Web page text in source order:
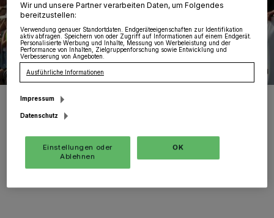
Gerade die lange Zielgerade mit den vielen anfeuernden
Zuschauern am Streckenrand sind insbesondere für die Schüler und
Hobbyläufer ein großes Erlebnis. Unterwegs werden eine
perfekte Laufveranstaltung werden.
Foto: Helfenstein/Stefan Doemeltwww.comrhein.de
Wir und unsere Partner verarbeiten Daten, um Folgendes
bereitzustellen:
Verwendung genauer Standortdaten. Endgeräteeigenschaften zur Identifikation
aktiv abfragen. Speichern von oder Zugriff auf Informationen auf einem Endgerät.
Personalisierte Werbung und Inhalte, Messung von Werbeleistung und der
Performance von Inhalten, Zielgruppenforschung sowie Entwicklung und
Verbesserung von Angeboten.
Ausführliche Informationen
Impressum
Datenschutz
Einstellungen oder
Ablehnen
OK